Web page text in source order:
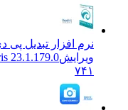
نرم افزار تبدیل
ویرایش23.1.179.0
۷۴۱